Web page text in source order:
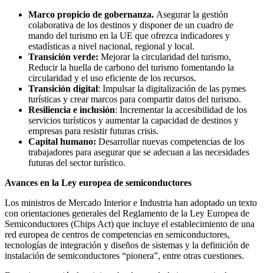
Marco propicio de gobernanza. Asegurar la gestión
colaborativa de los destinos y disponer de un cuadro de
mando del turismo en la UE que ofrezca indicadores y
estadísticas a nivel nacional, regional y local.
Transición verde: Mejorar la circularidad del turismo,
Reducir la huella de carbono del turismo fomentando la
circularidad y el uso eficiente de los recursos.
Transición digital: Impulsar la digitalización de las pymes
turísticas y crear marcos para compartir datos del turismo.
Resiliencia e inclusión: Incrementar la accesibilidad de los
servicios turísticos y aumentar la capacidad de destinos y
empresas para resistir futuras crisis.
Capital humano: Desarrollar nuevas competencias de los
trabajadores para asegurar que se adecuan a las necesidades
futuras del sector turístico.
Avances en la Ley europea de semiconductores
Los ministros de Mercado Interior e Industria han adoptado un texto
con orientaciones generales del Reglamento de la Ley Europea de
Semiconductores (Chips Act) que incluye el establecimiento de una
red europea de centros de competencias en semiconductores,
tecnologías de integración y diseños de sistemas y la definición de
instalación de semiconductores “pionera”, entre otras cuestiones.